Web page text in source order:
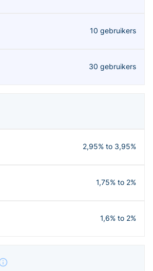
10 gebruikers
30 gebruikers
2,95% to 3,95%
1,75% to 2%
1,6% to 2%